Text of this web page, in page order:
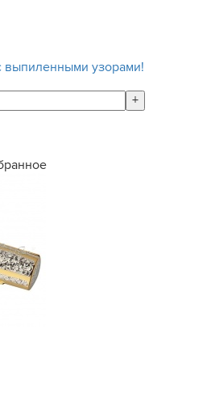
выпиленными узорами!
+